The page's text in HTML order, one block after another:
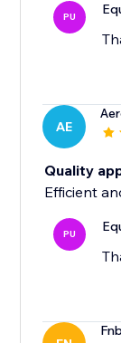
PU
AE
Quality
Efficient
PU